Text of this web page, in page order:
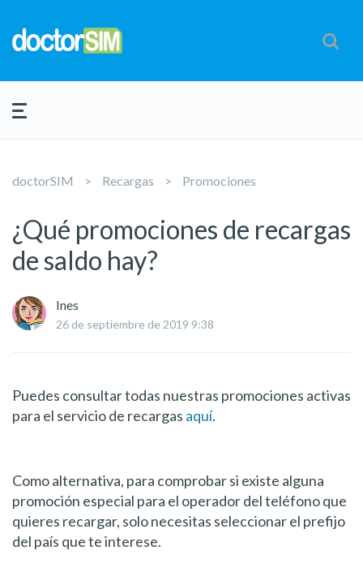
doctorSIM Recargas Promociones
¿Qué promociones de recargas
de saldo hay?
Ines
26 de septiembre de 2019 9:38
Puedes consultar todas nuestras promociones activas
para el servicio de recargas aquí.
Como alternativa, para comprobar si existe alguna
promoción especial para el operador del teléfono que
quieres recargar, solo necesitas seleccionar el prefijo
del país que te interese.